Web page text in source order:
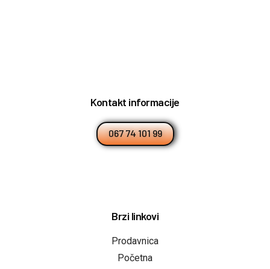
Kontakt informacije
067 74 101 99
Brzi linkovi
Prodavnica
Početna